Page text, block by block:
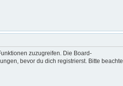
zuzugreifen. Die Board-
bevor du dich registrierst. Bitte beachte